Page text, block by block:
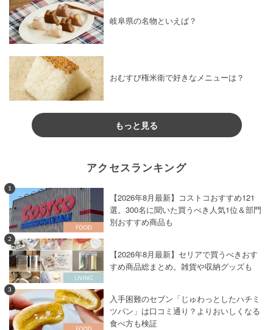
岐阜県の名物といえば？
おむすび権米衛で好きなメニューは？
もっと見る
アクセスランキング
1
【2026年8月最新】コストコおすすめ121
選。300名に聞いた買うべき人気1位＆部門
別おすすめ商品も
2
【2026年8月最新】セリアで買うべきおす
すめ商品総まとめ。雑貨や収納グッズも
3
入手困難のセブン「じゅわっとしたハチミ
ツパン」は口コミ通り？よりおいしくなる
食べ方も検証